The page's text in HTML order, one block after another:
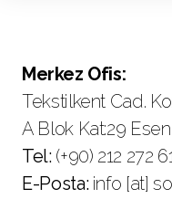
Merkez Ofis:
Tekstilkent Cad.
A Blok Kat:29
Tel:(+90) 212 272
E-Posta:info [at]